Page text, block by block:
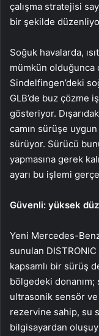
çalışma stratejisi
bir şekilde
Soğuk havalarda,
mümkün olduğunca
Sindelfingen’deki
GLB’de buz çözme
gösteriyor.
camın sürüşe
sürüyor. Sürücü
yapmasına gerek
ayarı bu işlemi
Güvenli: yüksek
Yeni Mercedes-
sunulan
kapsamlı bir sürüş
bölgedeki
ultrasonik sensör
rezervine sahip, su
bilgisayardan